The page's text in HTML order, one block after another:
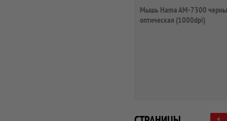
Мышь Hama AM-7300
оптическая (1000dpi)